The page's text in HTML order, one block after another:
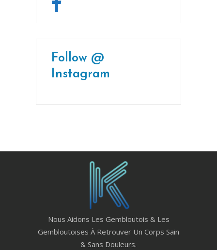
Follow @
Instagram
Nous Aidons Les Gembloutois & Les
Gembloutoises À Retrouver Un Corps Sain
& Sans Douleurs.